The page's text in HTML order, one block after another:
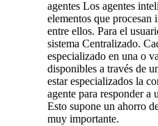
agentes Los agentes
elementos que
entre ellos. Para el
sistema Centralizado.
especializado en una o
disponibles a través de
estar especializados la
agente para responder a
Esto supone un ahorro
muy importante.